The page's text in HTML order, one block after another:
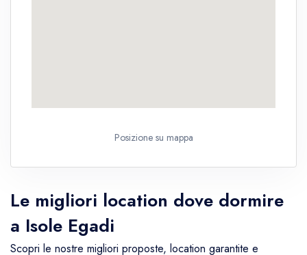
Posizione su mappa
Le migliori location dove dormire
a Isole Egadi
Scopri le nostre migliori proposte, location garantite e